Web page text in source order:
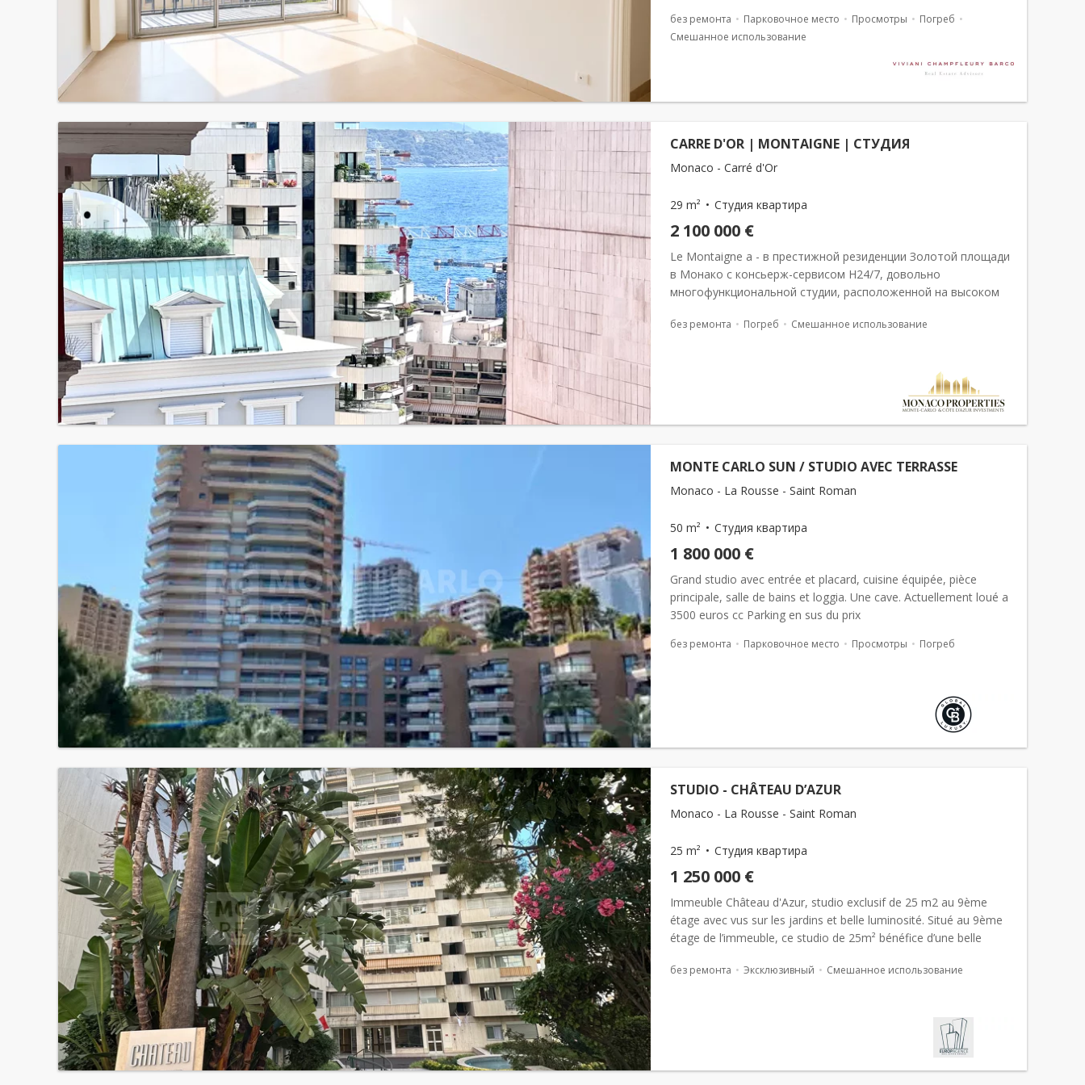
без ремонта Парковочное место Просмотры
Погреб
Смешанное использование
CARRE D'OR | MONTAIGNE | СТУДИЯ
Monaco - Carré d'Or
29 m² Студия квартира
2 100 000 €
Le Montaigne a - в престижной резиденции Золотой площади
в Монако с консьерж-сервисом H24/7, довольно
многофункциональной студии, расположенной на высоком
следующего: Прихожая Ванная комната Мини-кухн...
без ремонта Погреб Смешанное использование
MONTE CARLO SUN / STUDIO AVEC TERRASSE
Monaco - La Rousse - Saint Roman
50 m² Студия квартира
1 800 000 €
Grand studio avec entrée et placard, cuisine équipée, pièce
principale, salle de bains et loggia. Une cave. Actuellement loué a
3500 euros cc Parking en sus du prix
без ремонта Парковочное место Просмотры Погреб
STUDIO - CHÂTEAU D’AZUR
Monaco - La Rousse - Saint Roman
25 m² Студия квартира
1 250 000 €
Immeuble Château d'Azur, studio exclusif de 25 m2 au 9ème
étage avec vus sur les jardins et belle luminosité. Situé au 9ème
étage de l’immeuble, ce studio de 25m² bénéfice d’une belle
без ремонта Эксклюзивный Смешанное использование